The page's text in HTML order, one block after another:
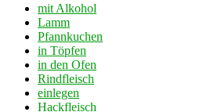
mit Alkohol
Lamm
Pfannkuchen
in Töpfen
in den Ofen
Rindfleisch
einlegen
Hackfleisch